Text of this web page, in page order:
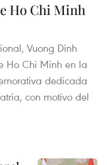
Ho Chi Minh
Vuong Dinh
Ho Chi Minh en la
dedicada
con motivo del